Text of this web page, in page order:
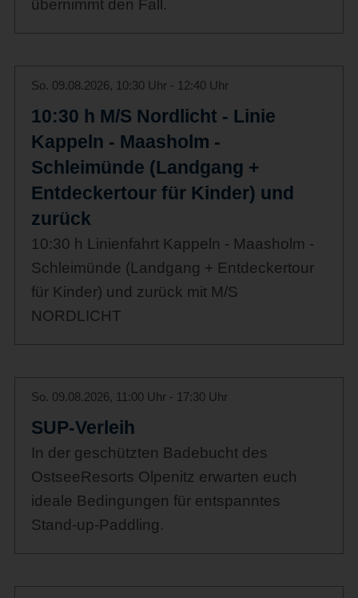
übernimmt den Fall.
So. 09.08.2026, 10:30 Uhr - 12:40 Uhr
10:30 h M/S Nordlicht - Linie
Kappeln - Maasholm -
Schleimünde (Landgang +
Entdeckertour für Kinder) und
zurück
10:30 h Linienfahrt Kappeln - Maasholm -
Schleimünde (Landgang + Entdeckertour
für Kinder) und zurück mit M/S
NORDLICHT
So. 09.08.2026, 11:00 Uhr - 17:30 Uhr
SUP-Verleih
In der geschützten Badebucht des
OstseeResorts Olpenitz erwarten euch
ideale Bedingungen für entspanntes
Stand-up-Paddling.